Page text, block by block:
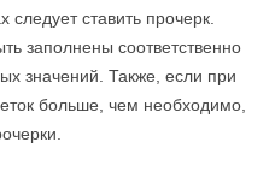
следует ставить прочерк.
заполнены соответственно
значений. Также, если при
больше, чем необходимо,